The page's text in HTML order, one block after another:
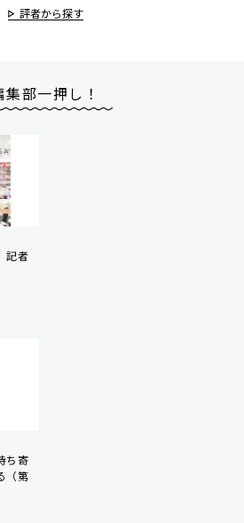
評者から探す
集部一押し！
記者
ち寄
（第